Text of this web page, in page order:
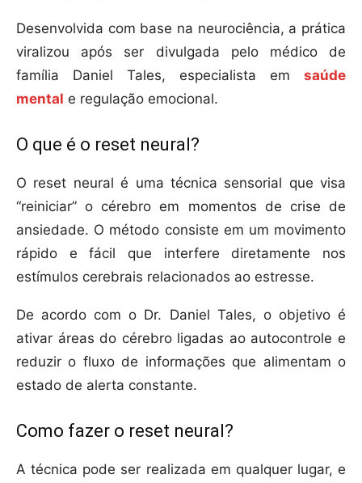
Desenvolvida com base na neurociência, a prática
viralizou após ser divulgada pelo médico de
família Daniel Tales, especialista em saúde
mental e regulação emocional.
O que é o reset neural?
O reset neural é uma técnica sensorial que visa
“reiniciar” o cérebro em momentos de crise de
ansiedade. O método consiste em um movimento
rápido e fácil que interfere diretamente nos
estímulos cerebrais relacionados ao estresse.
De acordo com o Dr. Daniel Tales, o objetivo é
ativar áreas do cérebro ligadas ao autocontrole e
reduzir o fluxo de informações que alimentam o
estado de alerta constante.
Como fazer o reset neural?
A técnica pode ser realizada em qualquer lugar, e